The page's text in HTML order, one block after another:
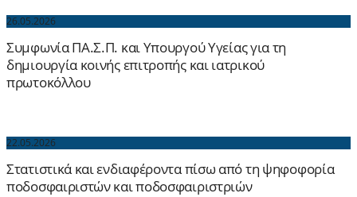
26.05.2026
Συμφωνία ΠΑ.Σ.Π. και Υπουργού Υγείας για τη
δημιουργία κοινής επιτροπής και ιατρικού
πρωτοκόλλου
22.05.2026
Στατιστικά και ενδιαφέροντα πίσω από τη ψηφοφορία
ποδοσφαιριστών και ποδοσφαιριστριών